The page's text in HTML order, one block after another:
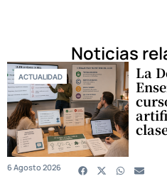
Noticias
ACTUALIDAD La
6 Agosto 2026